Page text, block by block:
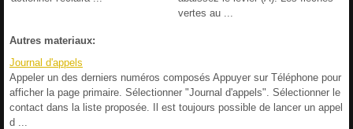
vertes au ...
Autres materiaux:
Journal d'appels
Appeler un des derniers numéros composés Appuyer sur Téléphone pour
afficher la page primaire. Sélectionner "Journal d'appels". Sélectionner le
contact dans la liste proposée. Il est toujours possible de lancer un appel
d ...